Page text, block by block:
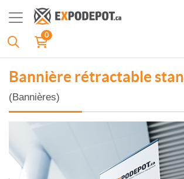
0
Bannière rétractable
(Bannières)